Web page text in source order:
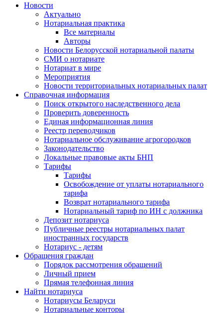
Новости
Актуально
Нотариальная практика
Все материалы
Авторы
Новости Белорусской нотариальной палаты
СМИ о нотариате
Нотариат в мире
Мероприятия
Новости территориальных нотариальных палат
Справочная информация
Поиск открытого наследственного дела
Проверить доверенность
Единая информационная линия
Реестр переводчиков
Нотариальное обслуживание агрогородков
Законодательство
Локальные правовые акты БНП
Тарифы
Тарифы
Освобождение от уплаты нотариального
тарифа
Возврат нотариального тарифа
Нотариальный тариф по ИН с должника
Депозит нотариуса
Публичные реестры нотариальных палат
иностранных государств
Нотариус - детям
Обращения граждан
Порядок рассмотрения обращений
Личный прием
Прямая телефонная линия
Найти нотариуса
Нотариусы Беларуси
Нотариальные конторы